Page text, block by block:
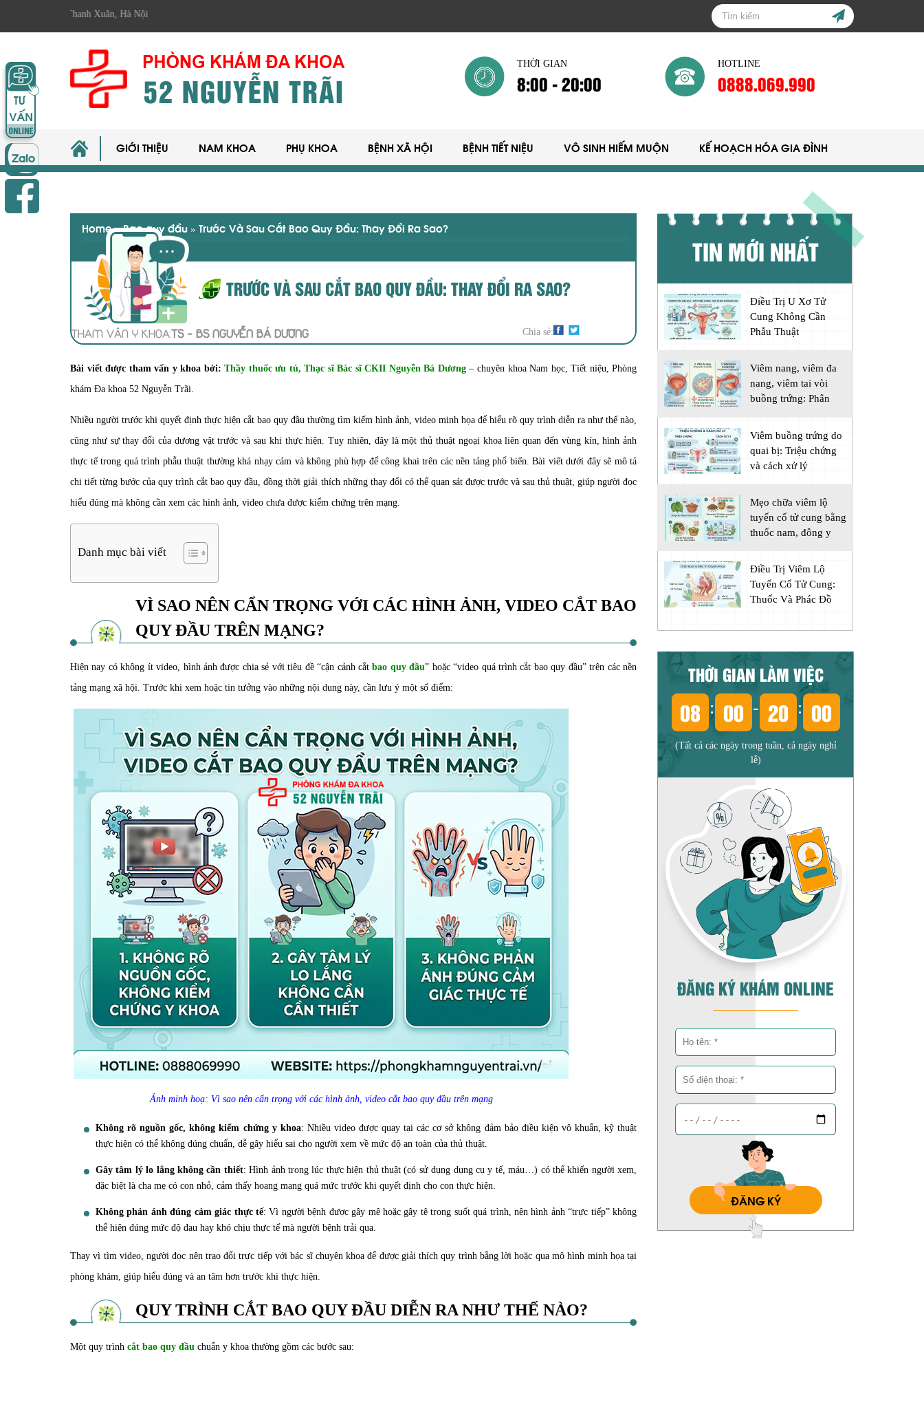
Thanh Xuân, Hà Nội
THỜI GIAN
8:00 - 20:00
HOTLINE
0888.069.990
GIỚI THIỆU NAM KHOA PHỤ KHOA BỆNH XÃ HỘI BỆNH TIẾT NIỆU VÔ SINH HIẾM MUỘN KẾ HOẠCH HÓA GIA ĐÌNH
Home»Bao quy đầu» Trước Và Sau Cắt Bao Quy Đầu: Thay Đổi Ra Sao?
TRƯỚC VÀ SAU CẮT BAO QUY ĐẦU: THAY ĐỔI RA SAO?
THAM VẤN Y KHOA:TS - BS NGUYỄN BÁ DƯƠNG Chia sẻ:
Bài viết được tham vấn y khoa bởi: Thầy thuốc ưu tú, Thạc sĩ Bác sĩ CKII Nguyễn Bá Dương – chuyên khoa Nam học, Tiết niệu, Phòng
khám Đa khoa 52 Nguyễn Trãi.
Nhiều người trước khi quyết định thực hiện cắt bao quy đầu thường tìm kiếm hình ảnh, video minh họa để hiểu rõ quy trình diễn ra như thế nào,
cũng như sự thay đổi của dương vật trước và sau khi thực hiện. Tuy nhiên, đây là một thủ thuật ngoại khoa liên quan đến vùng kín, hình ảnh
thực tế trong quá trình phẫu thuật thường khá nhạy cảm và không phù hợp để công khai trên các nền tảng phổ biến. Bài viết dưới đây sẽ mô tả
chi tiết từng bước của quy trình cắt bao quy đầu, đồng thời giải thích những thay đổi có thể quan sát được trước và sau thủ thuật, giúp người đọc
hiểu đúng mà không cần xem các hình ảnh, video chưa được kiểm chứng trên mạng.
Danh mục bài viết
VÌ SAO NÊN CẨN TRỌNG VỚI CÁC HÌNH ẢNH, VIDEO CẮT BAO
QUY ĐẦU TRÊN MẠNG?
Hiện nay có không ít video, hình ảnh được chia sẻ với tiêu đề “cận cảnh cắtbao quy đầu” hoặc “video quá trình cắt bao quy đầu” trên các nền
tảng mạng xã hội. Trước khi xem hoặc tin tưởng vào những nội dung này, cần lưu ý một số điểm:
Ảnh minh hoạ: Vì sao nên cẩn trọng với các hình ảnh, video cắt bao quy đầu trên mạng
Không rõ nguồn gốc, không kiểm chứng y khoa: Nhiều video được quay tại các cơ sở không đảm bảo điều kiện vô khuẩn, kỹ thuật
thực hiện có thể không đúng chuẩn, dễ gây hiểu sai cho người xem về mức độ an toàn của thủ thuật.
Gây tâm lý lo lắng không cần thiết: Hình ảnh trong lúc thực hiện thủ thuật (có sử dụng dụng cụ y tế, máu…) có thể khiến người xem,
đặc biệt là cha mẹ có con nhỏ, cảm thấy hoang mang quá mức trước khi quyết định cho con thực hiện.
Không phản ánh đúng cảm giác thực tế: Vì người bệnh được gây mê hoặc gây tê trong suốt quá trình, nên hình ảnh “trực tiếp” không
thể hiện đúng mức độ đau hay khó chịu thực tế mà người bệnh trải qua.
Thay vì tìm video, người đọc nên trao đổi trực tiếp với bác sĩ chuyên khoa để được giải thích quy trình bằng lời hoặc qua mô hình minh họa tại
phòng khám, giúp hiểu đúng và an tâm hơn trước khi thực hiện.
QUY TRÌNH CẮT BAO QUY ĐẦU DIỄN RA NHƯ THẾ NÀO?
Một quy trình cắt bao quy đầu chuẩn y khoa thường gồm các bước sau:
TIN MỚI NHẤT
Điều Trị U Xơ Tử
Cung Không Cần
Phẫu Thuật
Viêm nang, viêm đa
nang, viêm tai vòi
buồng trứng: Phân
Viêm buồng trứng do
quai bị: Triệu chứng
và cách xử lý
Mẹo chữa viêm lộ
tuyến cổ tử cung bằng
thuốc nam, đông y
Điều Trị Viêm Lộ
Tuyến Cổ Tử Cung:
Thuốc Và Phác Đồ
THỜI GIAN LÀM VIỆC
08 : 00 - 20 : 00
(Tất cả các ngày trong tuần, cả ngày nghỉ
lễ)
ĐĂNG KÝ KHÁM ONLINE
ĐĂNG KÝ